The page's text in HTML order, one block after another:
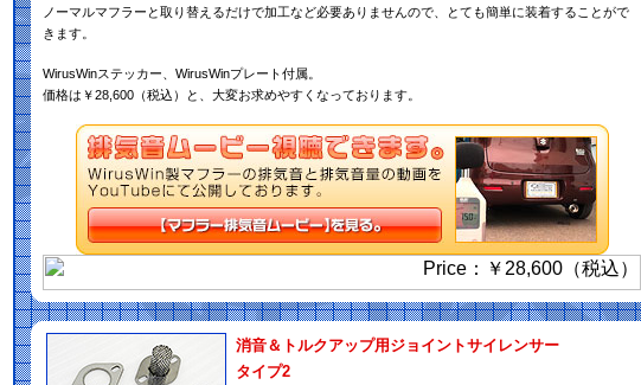
ノーマルマフラーと取り替えるだけで加工など必要ありませんので、とても簡単に装着することがで
きます。
WirusWinステッカー、WirusWinプレート付属。
価格は￥28,600（税込）と、大変お求めやすくなっております。
消音＆トルクアップ用ジョイントサイレンサー
タイプ2